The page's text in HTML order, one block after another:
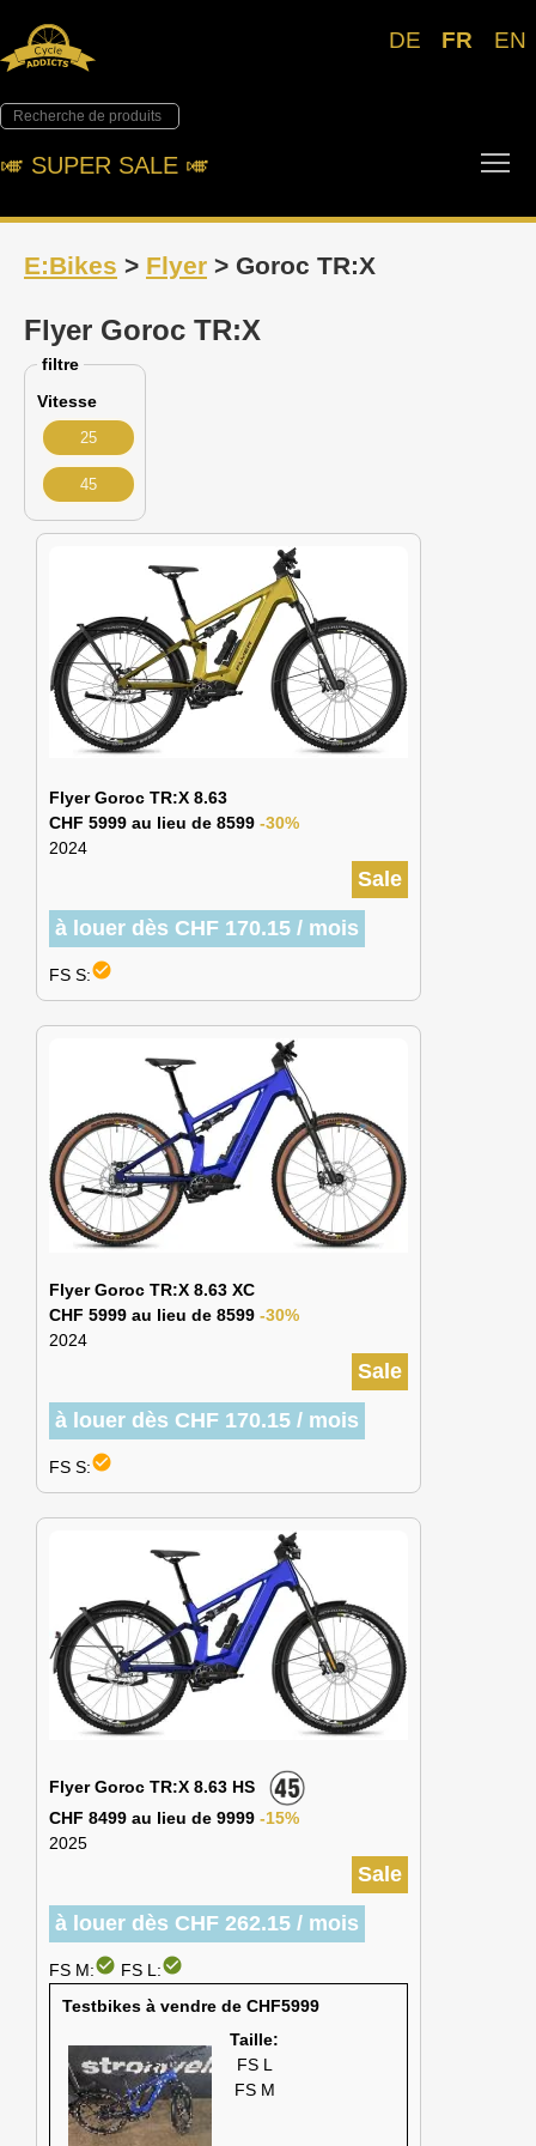
DE FR EN
🎺︎ SUPER SALE 🎺︎
E:Bikes > Flyer > Goroc TR:X
Flyer Goroc TR:X
filtre
Vitesse
25
45
Flyer Goroc TR:X 8.63
CHF 5999 au lieu de 8599 -30%
2024
Sale
à louer dès CHF 170.15 / mois
FS S:check_circle
Flyer Goroc TR:X 8.63 XC
CHF 5999 au lieu de 8599 -30%
2024
Sale
à louer dès CHF 170.15 / mois
FS S:check_circle
Flyer Goroc TR:X 8.63 HS
CHF 8499 au lieu de 9999 -15%
2025
Sale
à louer dès CHF 262.15 / mois
FS M:check_circle FS L:check_circle
Testbikes à vendre de CHF5999
Taille:
FS L
FS M